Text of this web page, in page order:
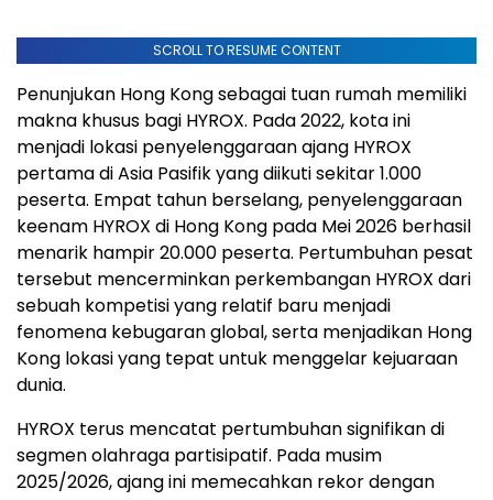
SCROLL TO RESUME CONTENT
Penunjukan Hong Kong sebagai tuan rumah memiliki
makna khusus bagi HYROX. Pada 2022, kota ini
menjadi lokasi penyelenggaraan ajang HYROX
pertama di Asia Pasifik yang diikuti sekitar 1.000
peserta. Empat tahun berselang, penyelenggaraan
keenam HYROX di Hong Kong pada Mei 2026 berhasil
menarik hampir 20.000 peserta. Pertumbuhan pesat
tersebut mencerminkan perkembangan HYROX dari
sebuah kompetisi yang relatif baru menjadi
fenomena kebugaran global, serta menjadikan Hong
Kong lokasi yang tepat untuk menggelar kejuaraan
dunia.
HYROX terus mencatat pertumbuhan signifikan di
segmen olahraga partisipatif. Pada musim
2025/2026, ajang ini memecahkan rekor dengan